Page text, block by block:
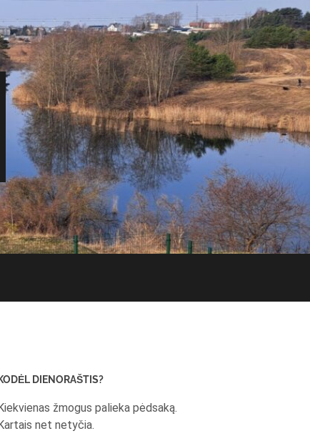
DIENORAŠTIS?
žmogus palieka pėdsaką.
net netyčia.